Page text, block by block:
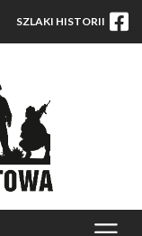
SZLAKI HISTORII